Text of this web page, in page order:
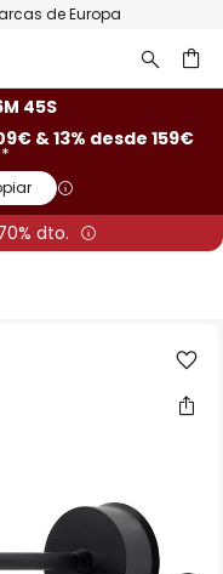
de Europa
44S
& 13% desde 159€
dto.